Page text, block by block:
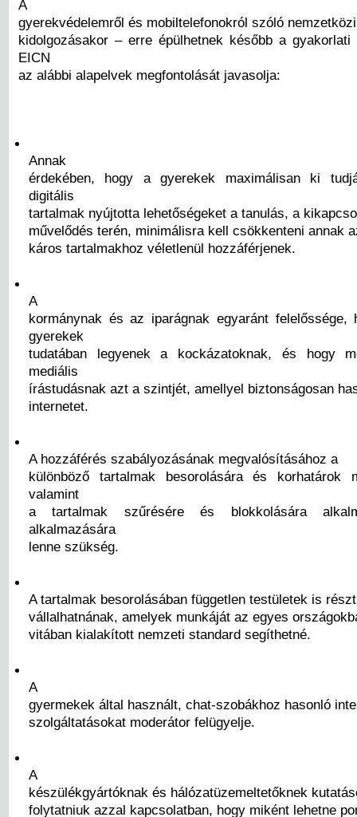
A
gyerekvédelemről és mobiltelefonokról szóló
kidolgozásakor – erre épülhetnek később a
EICN
az alábbi alapelvek megfontolását javasolja:
Annak
érdekében, hogy a gyerekek maximálisan ki
digitális
tartalmak nyújtotta lehetőségeket a tanulás, a
művelődés terén, minimálisra kell csökkenteni annak
káros tartalmakhoz véletlenül hozzáférjenek.
A
kormánynak és az iparágnak egyaránt felelőssége,
gyerekek
tudatában legyenek a kockázatoknak, és hogy
mediális
írástudásnak azt a szintjét, amellyel biztonságosan
internetet.
A hozzáférés szabályozásának megvalósításához a
különböző tartalmak besorolására és korhatárok
valamint
a tartalmak szűrésére és blokkolására
alkalmazására
lenne szükség.
A tartalmak besorolásában független testületek is részt
vállalhatnának, amelyek munkáját az egyes
vitában kialakított nemzeti standard segíthetné.
A
gyermekek által használt, chat-szobákhoz hasonló
szolgáltatásokat moderátor felügyelje.
A
készülékgyártóknak és hálózatüzemeltetőknek
folytatniuk azzal kapcsolatban, hogy miként lehetne